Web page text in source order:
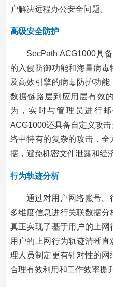
户解决远程办公安全问题。
高级安全防护
SecPath ACG1000具
的入侵防御功能和海量病
及高效引擎的病毒防护功
数据链路层到应用层有效
为，实时与管理员进行
ACG1000还具备自定义攻
络中特有的复杂的攻击，
据，避免机密文件泄露和经
行为轨迹分析
通过对用户网络账号、
多维度信息进行关联数据
真正实现了基于用户的上
用户的上网行为轨迹清晰
理人员制定更有针对性的
合理有效利用和工作效率提